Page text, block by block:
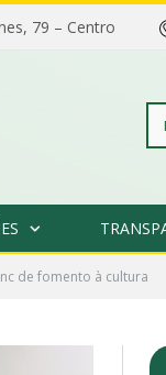
79 – Centro
por:
de fomento à cultura